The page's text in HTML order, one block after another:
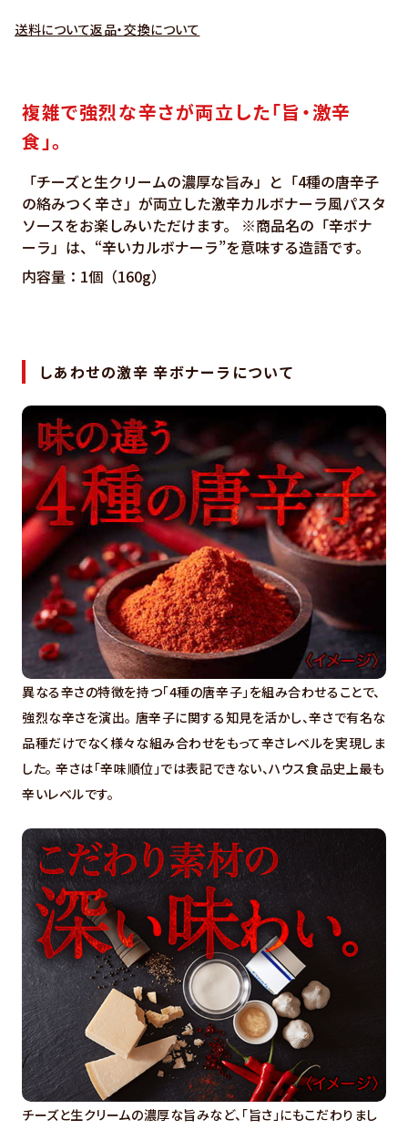
送料について返品・交換について
複雑で強烈な辛さが両立した「旨・激辛
食」。
「チーズと生クリームの濃厚な旨み」と「4種の唐辛子
の絡みつく辛さ」が両立した激辛カルボナーラ風パスタ
ソースをお楽しみいただけます。 ※商品名の「辛ボナ
ーラ」は、“辛いカルボナーラ”を意味する造語です。
内容量：1個（160g）
しあわせの激辛 辛ボナーラについて
異なる辛さの特徴を持つ「4種の唐辛子」を組み合わせることで、
強烈な辛さを演出。 唐辛子に関する知見を活かし、辛さで有名な
品種だけでなく様々な組み合わせをもって辛さレベルを実現しま
した。 辛さは「辛味順位」では表記できない、ハウス食品史上最も
辛いレベルです。
チーズと生クリームの濃厚な旨みなど、「旨さ」にもこだわりまし